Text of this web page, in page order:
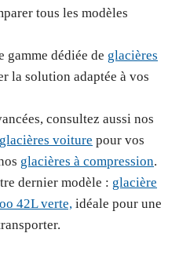
tous les modèles
gamme dédiée de glacières
la solution adaptée à vos
consultez aussi nos
glacières voiture pour vos
glacières à compression.
dernier modèle : glacière
42L verte, idéale pour une